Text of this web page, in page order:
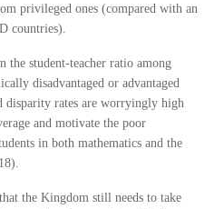
privileged ones (compared with an
countries).
the student-teacher ratio among
disadvantaged or advantaged
disparity rates are worryingly high
and motivate the poor
in both mathematics and the
the Kingdom still needs to take